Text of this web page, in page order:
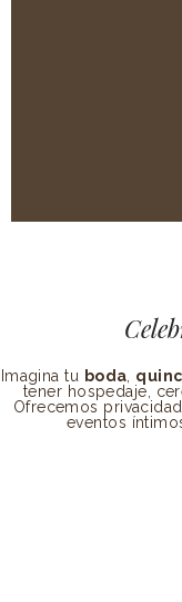
Imagina tu boda
tener hospedaje,
Ofrecemos
eventos